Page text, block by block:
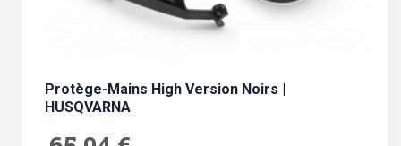
Protège-Mains High Version Noirs |
HUSQVARNA